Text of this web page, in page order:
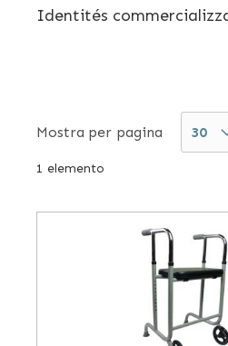
Identités
offre diversi tavolini
disponibili anche
1 elemento
Mostra per pagina